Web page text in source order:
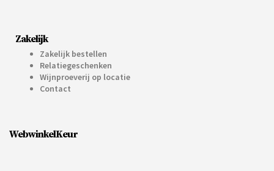
Zakelijk
Zakelijk bestellen
Relatiegeschenken
Wijnproeverij op locatie
Contact
WebwinkelKeur